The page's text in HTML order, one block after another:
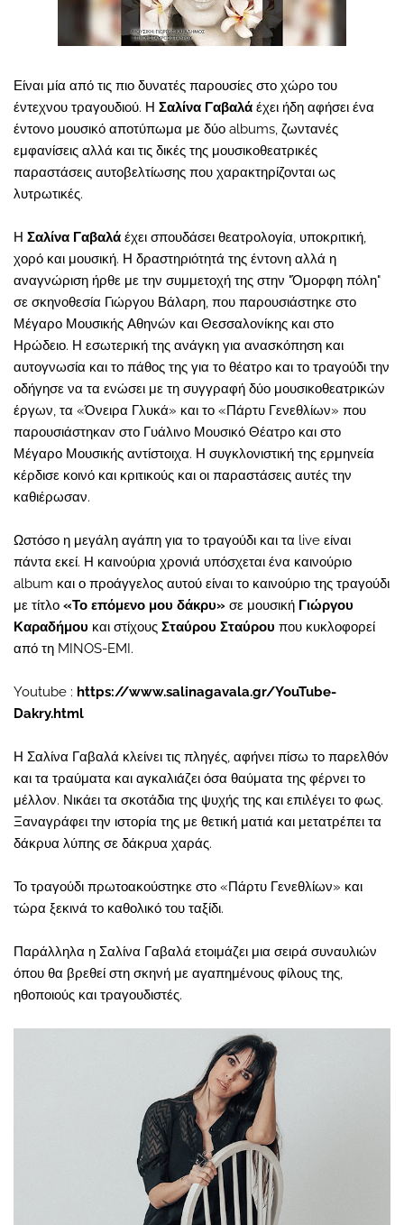
Είναι μία από τις πιο δυνατές παρουσίες στο χώρο του
έντεχνου τραγουδιού. Η Σαλίνα Γαβαλά έχει ήδη αφήσει ένα
έντονο μουσικό αποτύπωμα με δύο albums, ζωντανές
εμφανίσεις αλλά και τις δικές της μουσικοθεατρικές
παραστάσεις αυτοβελτίωσης που χαρακτηρίζονται ως
λυτρωτικές.
Η Σαλίνα Γαβαλά έχει σπουδάσει θεατρολογία, υποκριτική,
χορό και μουσική. Η δραστηριότητά της έντονη αλλά η
αναγνώριση ήρθε με την συμμετοχή της στην "Όμορφη πόλη"
σε σκηνοθεσία Γιώργου Βάλαρη, που παρουσιάστηκε στο
Μέγαρο Μουσικής Αθηνών και Θεσσαλονίκης και στο
Ηρώδειο. Η εσωτερική της ανάγκη για ανασκόπηση και
αυτογνωσία και το πάθος της για το θέατρο και το τραγούδι την
οδήγησε να τα ενώσει με τη συγγραφή δύο μουσικοθεατρικών
έργων, τα «Όνειρα Γλυκά» και το «Πάρτυ Γενεθλίων» που
παρουσιάστηκαν στο Γυάλινο Μουσικό Θέατρο και στο
Μέγαρο Μουσικής αντίστοιχα. Η συγκλονιστική της ερμηνεία
κέρδισε κοινό και κριτικούς και οι παραστάσεις αυτές την
καθιέρωσαν.
Ωστόσο η μεγάλη αγάπη για το τραγούδι και τα live είναι
πάντα εκεί. Η καινούρια χρονιά υπόσχεται ένα καινούριο
album και ο προάγγελος αυτού είναι το καινούριο της τραγούδι
με τίτλο «Το επόμενο μου δάκρυ» σε μουσική Γιώργου
Καραδήμου και στίχους Σταύρου Σταύρου που κυκλοφορεί
από τη MINOS-EMI.
Youtube : https://www.salinagavala.gr/YouTube-
Dakry.html
Η Σαλίνα Γαβαλά κλείνει τις πληγές, αφήνει πίσω το παρελθόν
και τα τραύματα και αγκαλιάζει όσα θαύματα της φέρνει το
μέλλον. Νικάει τα σκοτάδια της ψυχής της και επιλέγει το φως.
Ξαναγράφει την ιστορία της με θετική ματιά και μετατρέπει τα
δάκρυα λύπης σε δάκρυα χαράς.
Το τραγούδι πρωτοακούστηκε στο «Πάρτυ Γενεθλίων» και
τώρα ξεκινά το καθολικό του ταξίδι.
Παράλληλα η Σαλίνα Γαβαλά ετοιμάζει μια σειρά συναυλιών
όπου θα βρεθεί στη σκηνή με αγαπημένους φίλους της,
ηθοποιούς και τραγουδιστές.